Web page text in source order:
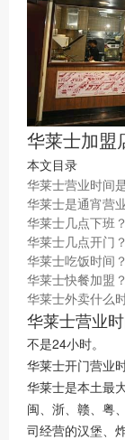
华莱士加盟
本文目录
华莱士营业时间
华莱士是通宵营
华莱士几点下班？
华莱士几点开门？
华莱士吃饭时间？
华莱士快餐加盟？
华莱士外卖什么
华莱士营业
不是24小时。
华莱士开门营业
华莱士是本土最
闽、浙、赣、粤
司经营的汉堡、